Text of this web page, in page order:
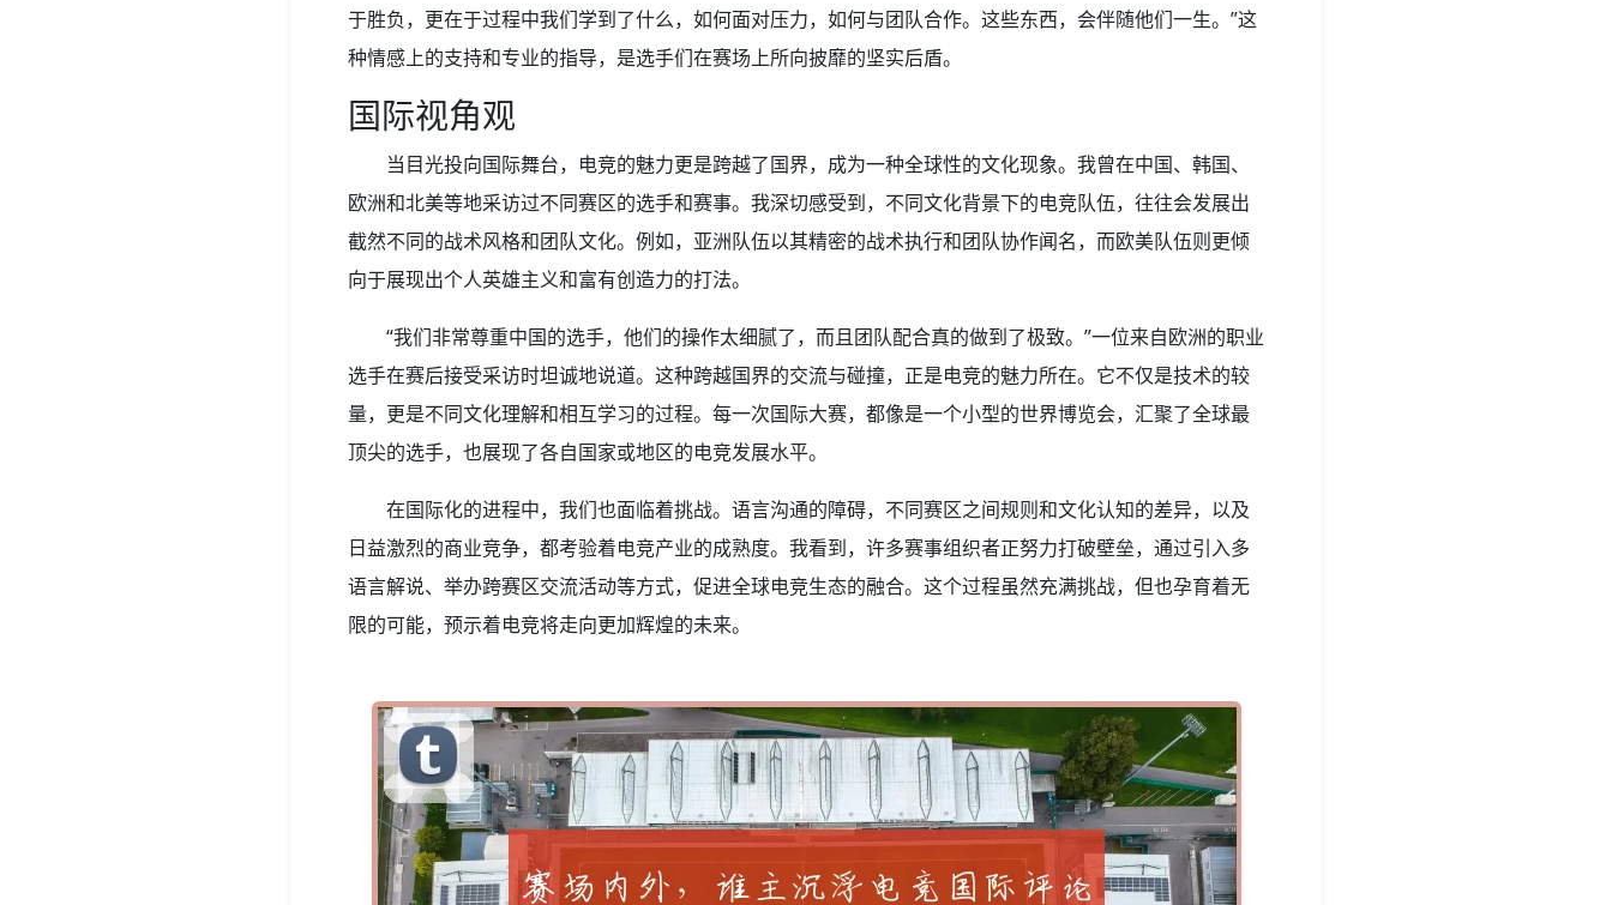
于胜负，更在于过程中我们学到了什么，如何面对压力，如何与团队合作。这些东西，会伴随他们一生。”这
种情感上的支持和专业的指导，是选手们在赛场上所向披靡的坚实后盾。
国际视角观
当目光投向国际舞台，电竞的魅力更是跨越了国界，成为一种全球性的文化现象。我曾在中国、韩国、
欧洲和北美等地采访过不同赛区的选手和赛事。我深切感受到，不同文化背景下的电竞队伍，往往会发展出
截然不同的战术风格和团队文化。例如，亚洲队伍以其精密的战术执行和团队协作闻名，而欧美队伍则更倾
向于展现出个人英雄主义和富有创造力的打法。
“我们非常尊重中国的选手，他们的操作太细腻了，而且团队配合真的做到了极致。”一位来自欧洲的职业
选手在赛后接受采访时坦诚地说道。这种跨越国界的交流与碰撞，正是电竞的魅力所在。它不仅是技术的较
量，更是不同文化理解和相互学习的过程。每一次国际大赛，都像是一个小型的世界博览会，汇聚了全球最
顶尖的选手，也展现了各自国家或地区的电竞发展水平。
在国际化的进程中，我们也面临着挑战。语言沟通的障碍，不同赛区之间规则和文化认知的差异，以及
日益激烈的商业竞争，都考验着电竞产业的成熟度。我看到，许多赛事组织者正努力打破壁垒，通过引入多
语言解说、举办跨赛区交流活动等方式，促进全球电竞生态的融合。这个过程虽然充满挑战，但也孕育着无
限的可能，预示着电竞将走向更加辉煌的未来。